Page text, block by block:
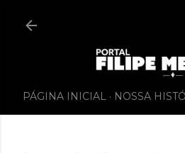
PÁGINA INICIAL NOSSA